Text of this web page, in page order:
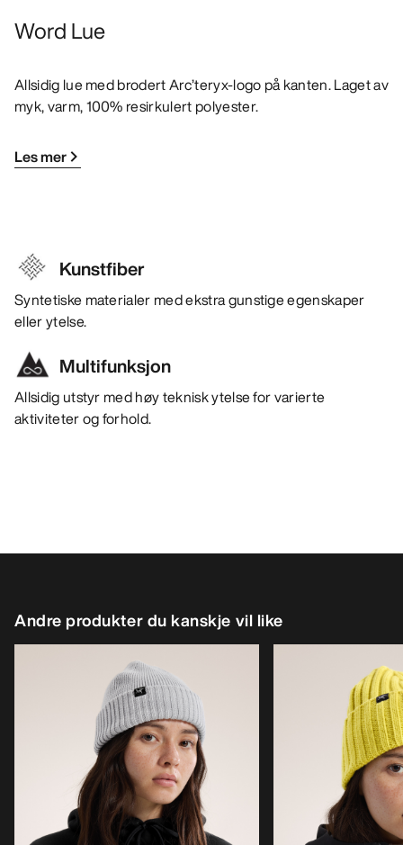
Word Lue
Allsidig lue med brodert Arc’teryx-logo på kanten. Laget av
myk, varm, 100% resirkulert polyester.
Les mer
Kunstfiber
Syntetiske materialer med ekstra gunstige egenskaper
eller ytelse.
Multifunksjon
Allsidig utstyr med høy teknisk ytelse for varierte
aktiviteter og forhold.
Andre produkter du kanskje vil like